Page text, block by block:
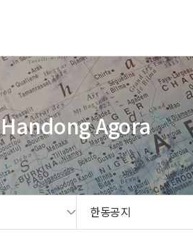
Handong Agora
한동공지